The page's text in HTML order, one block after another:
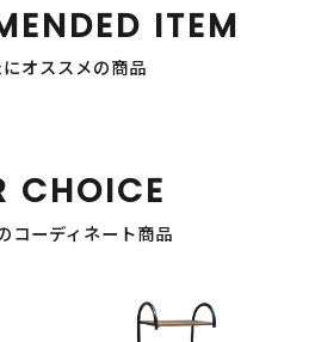
ITEM
オススメの商品
CHOICE
コーディネート商品